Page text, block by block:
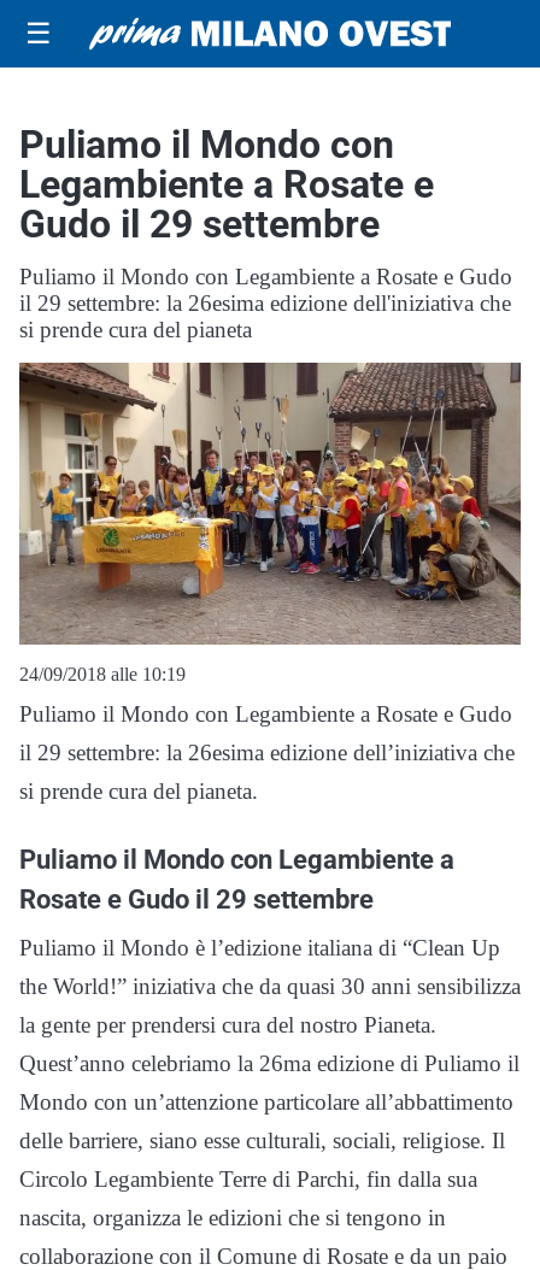
☰
Puliamo il Mondo con
Legambiente a Rosate e
Gudo il 29 settembre
Puliamo il Mondo con Legambiente a Rosate e Gudo
il 29 settembre: la 26esima edizione dell'iniziativa che
si prende cura del pianeta
24/09/2018 alle 10:19
Puliamo il Mondo con Legambiente a Rosate e Gudo
il 29 settembre: la 26esima edizione dell’iniziativa che
si prende cura del pianeta.
Puliamo il Mondo con Legambiente a
Rosate e Gudo il 29 settembre
Puliamo il Mondo è l’edizione italiana di “Clean Up
the World!” iniziativa che da quasi 30 anni sensibilizza
la gente per prendersi cura del nostro Pianeta.
Quest’anno celebriamo la 26ma edizione di Puliamo il
Mondo con un’attenzione particolare all’abbattimento
delle barriere, siano esse culturali, sociali, religiose. Il
Circolo Legambiente Terre di Parchi, fin dalla sua
nascita, organizza le edizioni che si tengono in
collaborazione con il Comune di Rosate e da un paio